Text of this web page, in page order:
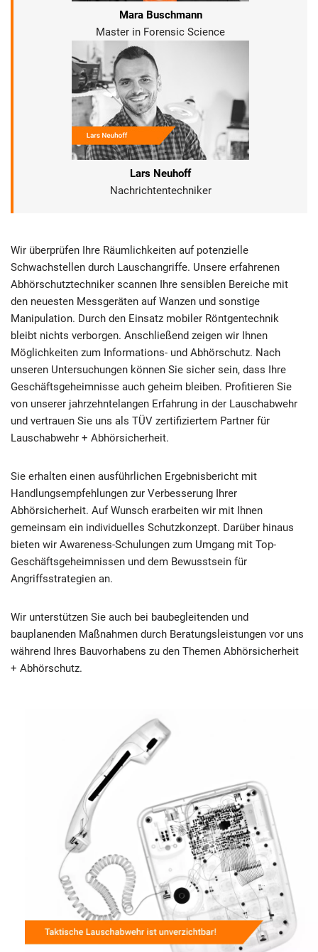
Mara Buschmann
Master in Forensic Science
Lars Neuhoff
Nachrichtentechniker
Wir überprüfen Ihre Räumlichkeiten auf potenzielle
Schwachstellen durch Lauschangriffe. Unsere erfahrenen
Abhörschutztechniker scannen Ihre sensiblen Bereiche mit
den neuesten Messgeräten auf Wanzen und sonstige
Manipulation. Durch den Einsatz mobiler Röntgentechnik
bleibt nichts verborgen. Anschließend zeigen wir Ihnen
Möglichkeiten zum Informations- und Abhörschutz. Nach
unseren Untersuchungen können Sie sicher sein, dass Ihre
Geschäftsgeheimnisse auch geheim bleiben. Profitieren Sie
von unserer jahrzehntelangen Erfahrung in der Lauschabwehr
und vertrauen Sie uns als TÜV zertifiziertem Partner für
Lauschabwehr + Abhörsicherheit.
Sie erhalten einen ausführlichen Ergebnisbericht mit
Handlungsempfehlungen zur Verbesserung Ihrer
Abhörsicherheit. Auf Wunsch erarbeiten wir mit Ihnen
gemeinsam ein individuelles Schutzkonzept. Darüber hinaus
bieten wir Awareness-Schulungen zum Umgang mit Top-
Geschäftsgeheimnissen und dem Bewusstsein für
Angriffsstrategien an.
Wir unterstützen Sie auch bei baubegleitenden und
bauplanenden Maßnahmen durch Beratungsleistungen vor uns
während Ihres Bauvorhabens zu den Themen Abhörsicherheit
+ Abhörschutz.